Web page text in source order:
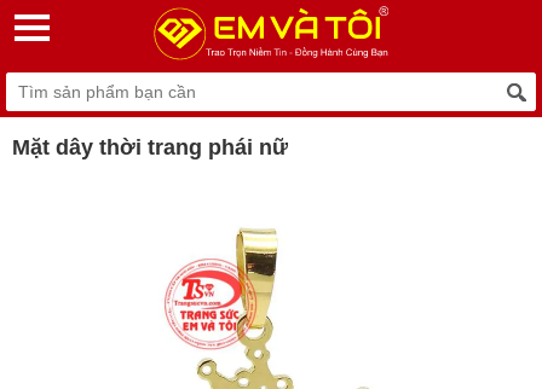
Mặt dây thời trang phái nữ